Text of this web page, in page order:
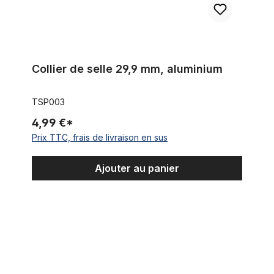
Collier de selle 29,9 mm, aluminium
TSP003
4,99 €*
Prix TTC, frais de livraison en sus
Ajouter au panier